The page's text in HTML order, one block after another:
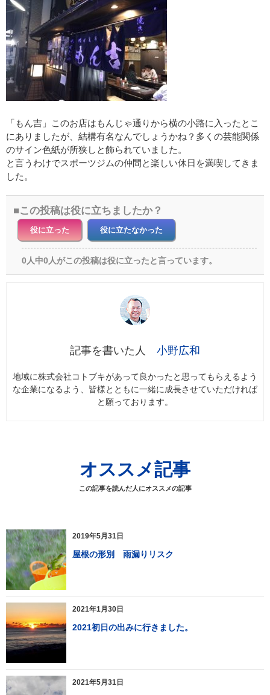
「もん吉」このお店はもんじゃ通りから横の小路に入ったとこ
にありましたが、結構有名なんでしょうかね？多くの芸能関係
のサイン色紙が所狭しと飾られていました。
と言うわけでスポーツジムの仲間と楽しい休日を満喫してきま
した。
この投稿は役に立ちましたか？
役に立った 役に立たなかった
0人中0人がこの投稿は役に立ったと言っています。
小野広和
地域に株式会社コトブキがあって良かったと思ってもらえるよう
な企業になるよう、皆様とともに一緒に成長させていただければ
と願っております。
オススメ記事
この記事を読んだ人にオススメの記事
2019年5月31日
屋根の形別 雨漏りリスク
2021年1月30日
2021初日の出みに行きました。
2021年5月31日